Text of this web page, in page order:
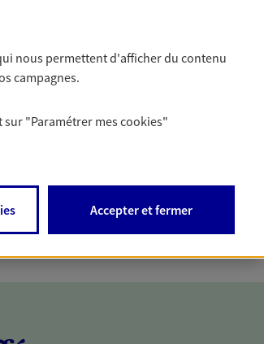
nous permettent d'afficher du contenu
campagnes.
sur "Paramétrer mescookies"
Accepter et fermer